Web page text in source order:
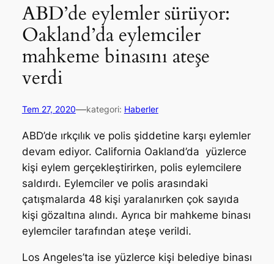
ABD’de eylemler sürüyor:
Oakland’da eylemciler
mahkeme binasını ateşe
verdi
Tem 27, 2020—kategori: Haberler
ABD’de ırkçılık ve polis şiddetine karşı eylemler
devam ediyor. California Oakland’da yüzlerce
kişi eylem gerçekleştirirken, polis eylemcilere
saldırdı. Eylemciler ve polis arasındaki
çatışmalarda 48 kişi yaralanırken çok sayıda
kişi gözaltına alındı. Ayrıca bir mahkeme binası
eylemciler tarafından ateşe verildi.
Los Angeles’ta ise yüzlerce kişi belediye binası